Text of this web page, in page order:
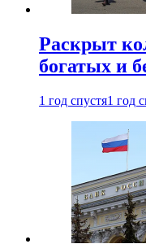
Раскрыт
богатых и
1 год спустя1 год